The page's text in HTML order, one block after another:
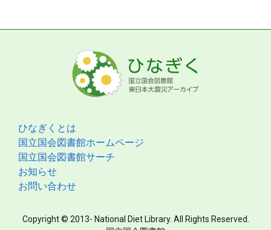
ひなぎくとは
国立国会図書館ホームページ
国立国会図書館サーチ
お知らせ
お問い合わせ
Copyright © 2013- National Diet Library. All Rights Reserved.